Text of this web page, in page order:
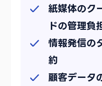
紙媒体のク
ドの管理負
情報発信の
約
顧客データ